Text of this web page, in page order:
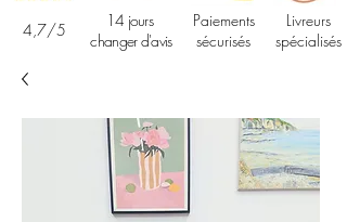
4,7/5
14 jours
changer d'avis
Paiements
sécurisés
Livreurs
spécialisés